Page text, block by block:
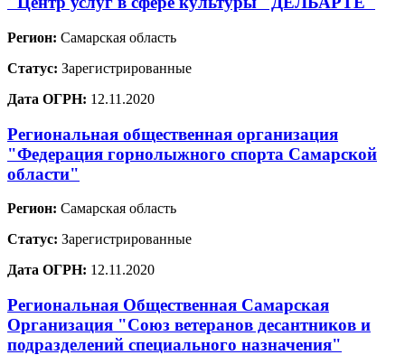
Регион: Самарская область
Статус: Зарегистрированные
Дата ОГРН: 12.11.2020
Региональная общественная организация
"Федерация горнолыжного спорта Самарской
области"
Регион: Самарская область
Статус: Зарегистрированные
Дата ОГРН: 12.11.2020
Региональная Общественная Самарская
Организация "Союз ветеранов десантников и
подразделений специального назначения"